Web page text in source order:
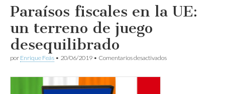
Paraísos fiscales en la UE:
un terreno de juego
desequilibrado
por Enrique Feás • 20/06/2019 • Comentarios desactivadosen